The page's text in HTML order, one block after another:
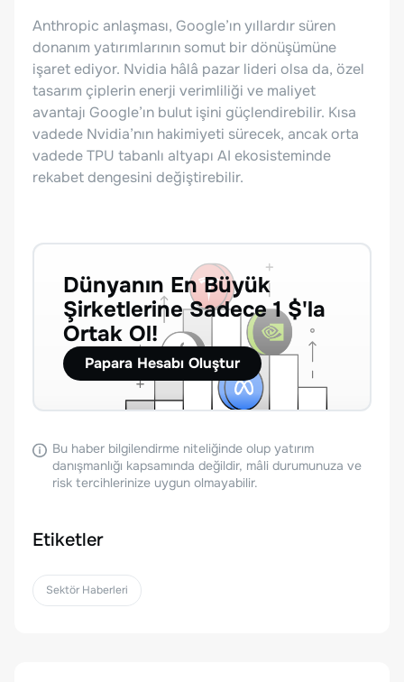
Anthropic anlaşması, Google’ın yıllardır süren
donanım yatırımlarının somut bir dönüşümüne
işaret ediyor. Nvidia hâlâ pazar lideri olsa da, özel
tasarım çiplerin enerji verimliliği ve maliyet
avantajı Google’ın bulut işini güçlendirebilir. Kısa
vadede Nvidia’nın hakimiyeti sürecek, ancak orta
vadede TPU tabanlı altyapı AI ekosisteminde
rekabet dengesini değiştirebilir.
Dünyanın En Büyük
Şirketlerine Sadece 1 $'la
Ortak Ol!
Papara Hesabı Oluştur
Bu haber bilgilendirme niteliğinde olup yatırım
danışmanlığı kapsamında değildir, mâli durumunuza ve
risk tercihlerinize uygun olmayabilir.
Etiketler
Sektör Haberleri